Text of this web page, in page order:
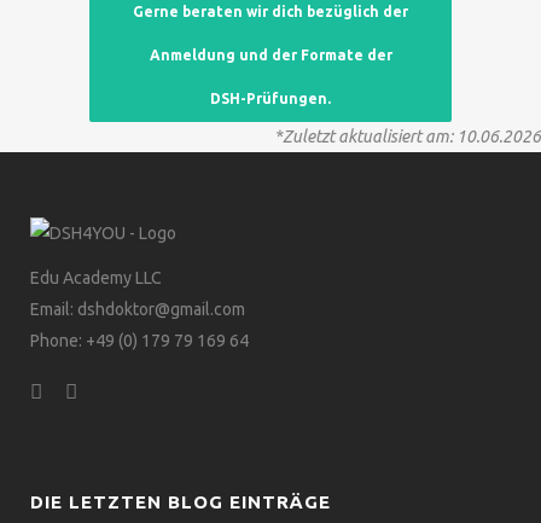
Gerne beraten wir dich bezüglich der
Anmeldung und der Formate der
DSH-Prüfungen.
*Zuletzt aktualisiert am: 10.06.2026
Edu Academy LLC
Email: dshdoktor@gmail.com
Phone: +49 (0) 179 79 169 64
DIE LETZTEN BLOG EINTRÄGE